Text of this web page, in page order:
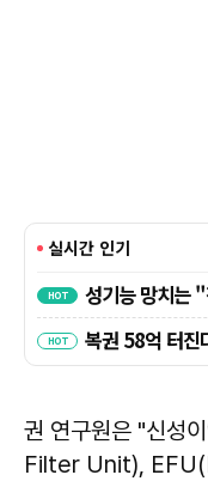
권 연구원은 "신성
Filter Unit),